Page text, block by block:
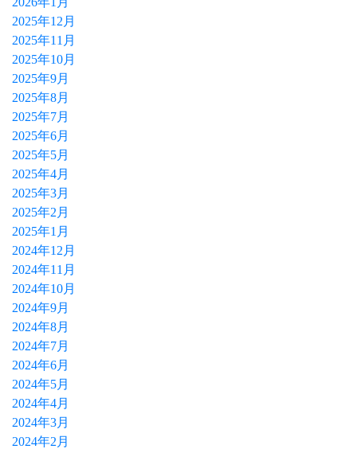
2025年12月
2025年11月
2025年10月
2025年9月
2025年8月
2025年7月
2025年6月
2025年5月
2025年4月
2025年3月
2025年2月
2025年1月
2024年12月
2024年11月
2024年10月
2024年9月
2024年8月
2024年7月
2024年6月
2024年5月
2024年4月
2024年3月
2024年2月